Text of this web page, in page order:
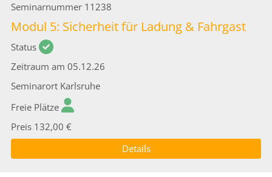
Seminarnummer 11238
Modul 5: Sicherheit für Ladung & Fahrgast
Status
Zeitraum am 05.12.26
Seminarort Karlsruhe
Freie Plätze
Preis 132,00 €
Details